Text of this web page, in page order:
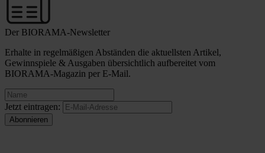
Der BIORAMA-Newsletter
Erhalte in regelmäßigen Abständen die aktuellsten Artikel,
Gewinnspiele & Ausgaben übersichtlich aufbereitet vom
BIORAMA-Magazin per E-Mail.
Jetzt eintragen: